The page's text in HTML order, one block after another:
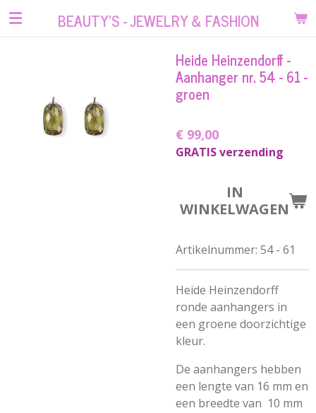
Ga
BEAUTY'S - JEWELRY & FASHION
Heide Heinzendorff -
Aanhanger nr. 54 - 61 -
groen
€ 99,00
GRATIS verzending
IN
WINKELWAGEN
Artikelnummer: 54 - 61
Heide Heinzendorff
ronde aanhangers in
een groene doorzichtige
kleur.
De aanhangers hebben
een lengte van 16 mm en
een breedte van 10 mm